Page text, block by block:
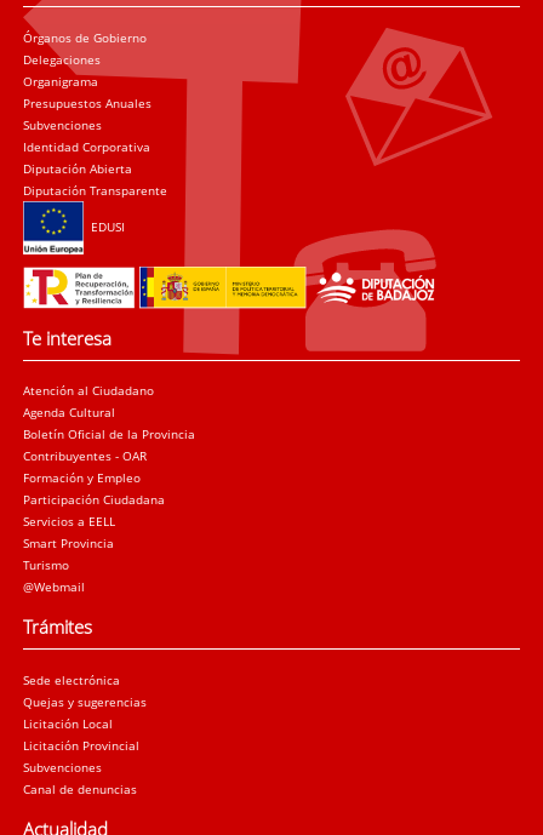
Órganos de Gobierno
Delegaciones
Organigrama
Presupuestos Anuales
Subvenciones
Identidad Corporativa
Diputación Abierta
Diputación Transparente
EDUSI
Te interesa
Atención al Ciudadano
Agenda Cultural
Boletín Oficial de la Provincia
Contribuyentes - OAR
Formación y Empleo
Participación Ciudadana
Servicios a EELL
Smart Provincia
Turismo
@Webmail
Trámites
Sede electrónica
Quejas y sugerencias
Licitación Local
Licitación Provincial
Subvenciones
Canal de denuncias
Actualidad